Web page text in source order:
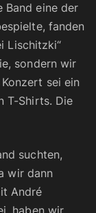
Band eine der
fanden
Lischitzki“
sondern wir
sei ein
T-Shirts. Die
suchten,
wir dann
André
haben wir